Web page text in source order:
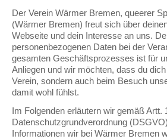
Der Verein Wärmer Bremen, queerer
(Wärmer Bremen) freut sich über
Webseite und dein Interesse an uns.
personenbezogenen Daten bei der
gesamten Geschäftsprozesses ist für
Anliegen und wir möchten, dass du
Verein, sondern auch beim Besuch
damit wohl fühlst.
Im Folgenden erläutern wir gemäß Artt.
Datenschutzgrundverordnung
Informationen wir bei Wärmer Bremen